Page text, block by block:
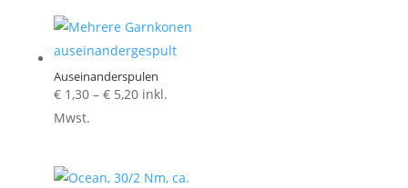
Auseinanderspulen
€1,30 – €5,20Preisspanne:
inkl.
Mwst.